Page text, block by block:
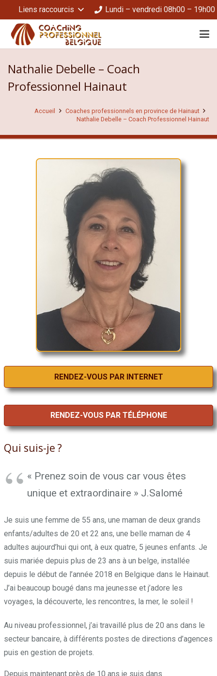
Liens raccourcis Lundi – vendredi 08h00 – 19h00
Nathalie Debelle – Coach
Professionnel Hainaut
Accueil
Coaches professionnels en province de Hainaut
Nathalie Debelle – Coach Professionnel Hainaut
Qui suis-je ?
« Prenez soin de vous car vous êtes
unique et extraordinaire » J.Salomé
Je suis une femme de 55 ans, une maman de deux grands
enfants/adultes de 20 et 22 ans, une belle maman de 4
adultes aujourd’hui qui ont, à eux quatre, 5 jeunes enfants. Je
suis mariée depuis plus de 23 ans à un belge, installée
depuis le début de l’année 2018 en Belgique dans le Hainaut.
J’ai beaucoup bougé dans ma jeunesse et j’adore les
voyages, la découverte, les rencontres, la mer, le soleil !
Au niveau professionnel, j’ai travaillé plus de 20 ans dans le
secteur bancaire, à différents postes de directions d’agences
puis en gestion de projets.
Depuis maintenant près de 10 ans je suis dans
RENDEZ-VOUS PAR INTERNET
RENDEZ-VOUS PAR TÉLÉPHONE